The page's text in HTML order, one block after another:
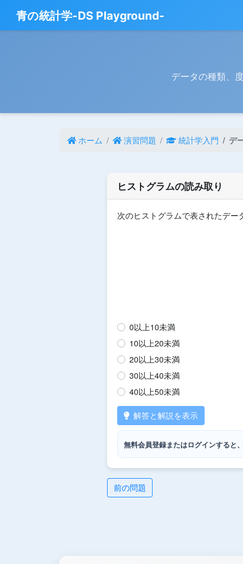
青の統計学-DS Playground-
データの種類、
ホーム 演習問題 統計学入門 デ
ヒストグラムの読み取り
次のヒストグラムで表されたデー
0以上10未満
10以上20未満
20以上30未満
30以上40未満
40以上50未満
解答と解説を表示
無料会員登録またはログインすると
前の問題